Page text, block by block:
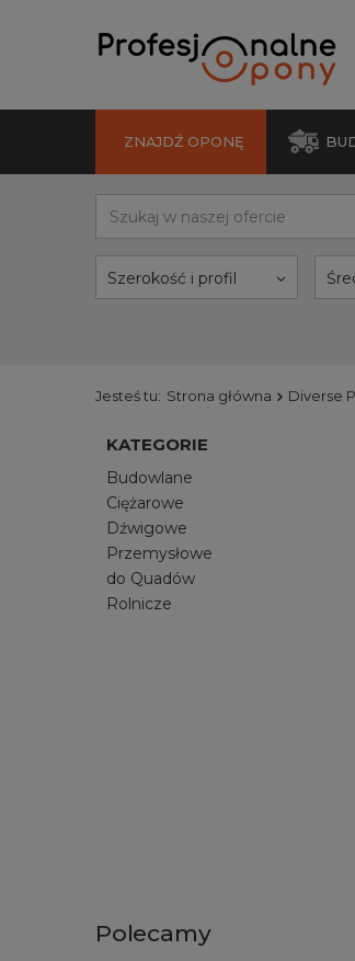
ZNAJDŹ OPONĘ
Szerokość i profil
Jesteś tu: Strona główna Diverse
KATEGORIE
Budowlane
Ciężarowe
Dźwigowe
Przemysłowe
do Quadów
Rolnicze
Polecamy